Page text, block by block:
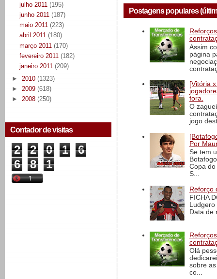
julho 2011 (195)
junho 2011 (187)
maio 2011 (223)
abril 2011 (180)
março 2011 (170)
fevereiro 2011 (182)
janeiro 2011 (209)
► 2010 (1323)
► 2009 (618)
► 2008 (250)
Contador de visitas
2 2 0 1
6
6
8 1
Postagens populares
Assim
página
[Vitória
fora.
O
jogo
Por
Se tem
Copa
S...
Reforço
FICHA
Data de
Olá
sobre
co...